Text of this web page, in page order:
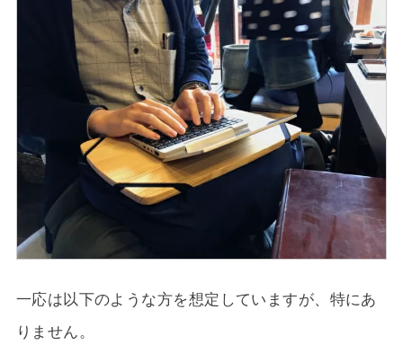
一応は以下のような方を想定していますが、特にあ
りません。